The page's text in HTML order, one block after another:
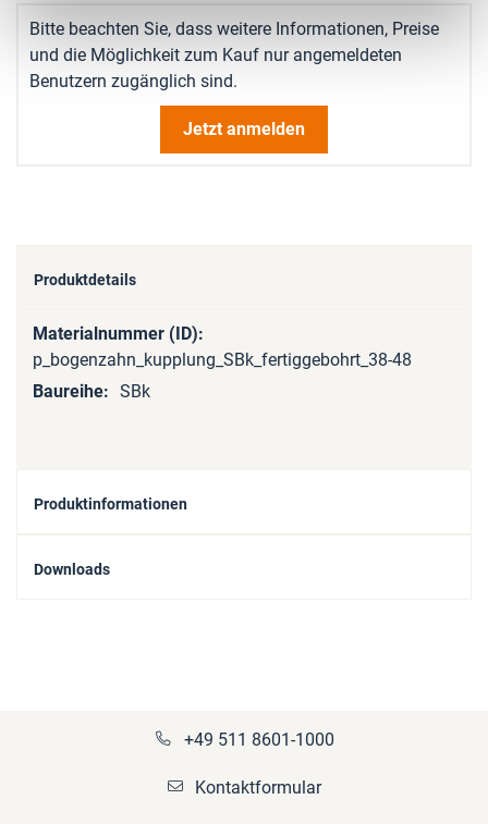
Bitte beachten Sie, dass weitere Informationen, Preise
und die Möglichkeit zum Kauf nur angemeldeten
Benutzern zugänglich sind.
Jetzt anmelden
Produktdetails
Mehr
Informationen
p_bogenzahn_kupplung_SBk_fertiggebohrt_38-48
SBk
Produktinformationen
Downloads
+49 511 8601-1000
Kontaktformular